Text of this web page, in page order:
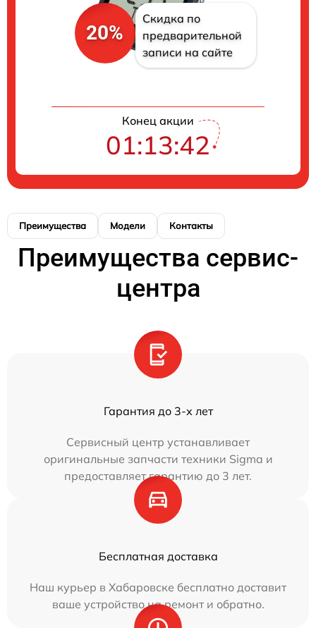
20%
Скидка по
предварительной
записи на сайте
Конец акции
01:13:42
Преимущества Модели Контакты
Преимущества сервис-
центра
Гарантия до 3-х лет
Сервисный центр устанавливает
оригинальные запчасти техники Sigma и
предоставляет гарантию до 3 лет.
Бесплатная доставка
Наш курьер в Хабаровске бесплатно доставит
ваше устройство на ремонт и обратно.